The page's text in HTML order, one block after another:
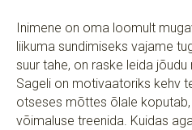
Inimene on oma loomult
liikuma sundimiseks vajame
suur tahe, on raske leida
Sageli on motivaatoriks kehv
otseses mõttes õlale
võimaluse treenida. Kuidas